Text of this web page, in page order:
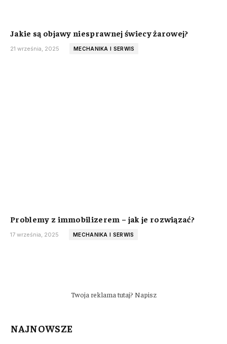
Jakie są objawy niesprawnej świecy żarowej?
21 września, 2025 MECHANIKA I SERWIS
Problemy z immobilizerem – jak je rozwiązać?
17 września, 2025 MECHANIKA I SERWIS
Twoja reklama tutaj? Napisz
NAJNOWSZE